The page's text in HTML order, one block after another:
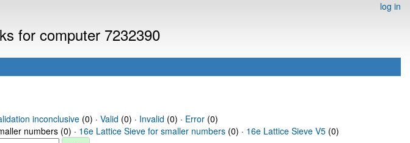
log in
for computer 7232390
inconclusive(0) · Valid (0) · Invalid (0) · Error(0)
numbers (0) · 16e Lattice Sieve for smaller numbers (0) · 16e Lattice Sieve V5 (0)